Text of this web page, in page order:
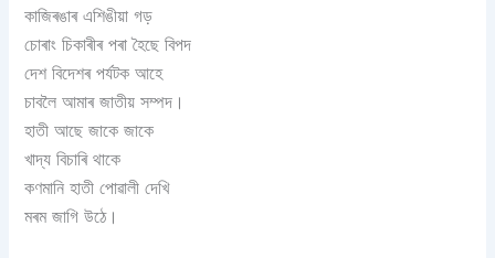
কাজিৰঙাৰ এশিঙীয়া গড়
চোৰাং চিকাৰীৰ পৰা হৈছে বিপদ
দেশ বিদেশৰ পৰ্যটক আহে
চাবলৈ আমাৰ জাতীয় সম্পদ।
হাতী আছে জাকে জাকে
খাদ্য বিচাৰি থাকে
কণমানি হাতী পোৱালী দেখি
মৰম জাগি উঠে।